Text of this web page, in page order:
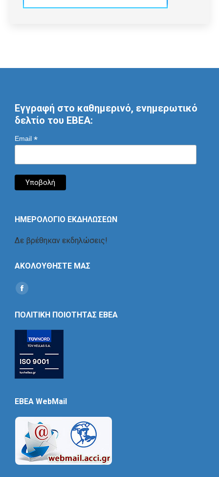
Εγγραφή στο καθημερινό, ενημερωτικό
δελτίο του ΕΒΕΑ:
Email *
ΗΜΕΡΟΛΟΓΙΟ ΕΚΔΗΛΩΣΕΩΝ
Δε βρέθηκαν εκδηλώσεις!
ΑΚΟΛΟΥΘΗΣΤΕ ΜΑΣ
Find us on:
Social
ΠΟΛΙΤΙΚΗ ΠΟΙΟΤΗΤΑΣ ΕΒΕΑ
EBEA WebMail